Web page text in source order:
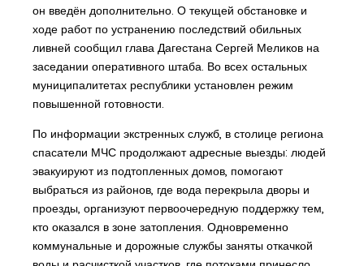
он введён дополнительно. О текущей обстановке и
ходе работ по устранению последствий обильных
ливней сообщил глава Дагестана Сергей Меликов на
заседании оперативного штаба. Во всех остальных
муниципалитетах республики установлен режим
повышенной готовности.
По информации экстренных служб, в столице региона
спасатели МЧС продолжают адресные выезды: людей
эвакуируют из подтопленных домов, помогают
выбраться из районов, где вода перекрыла дворы и
проезды, организуют первоочередную поддержку тем,
кто оказался в зоне затопления. Одновременно
коммунальные и дорожные службы заняты откачкой